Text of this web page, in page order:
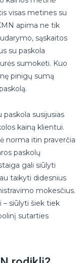
visas metines su
apima ne tik
sąskaitos
su paskola
sumokėti. Kuo
pinigų sumą
susijusias
kainą klientui.
norma itin praverčia
paskolų
gali siūlyti
taikyti didesnius
mokesčius.
– siūlyti šiek tiek
sutarties